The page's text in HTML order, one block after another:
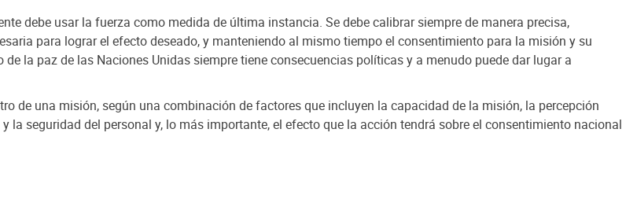
debe usar la fuerza como medida de última instancia. Se debe calibrar siempre de manera precisa,
para lograr el efecto deseado, y manteniendo al mismo tiempo el consentimiento para la misión y su
la paz de las Naciones Unidas siempre tiene consecuencias políticas y a menudo puede dar lugar a
de una misión, según una combinación de factores que incluyen la capacidad de la misión, la percepción
seguridad del personal y, lo más importante, el efecto que la acción tendrá sobre el consentimiento nacional